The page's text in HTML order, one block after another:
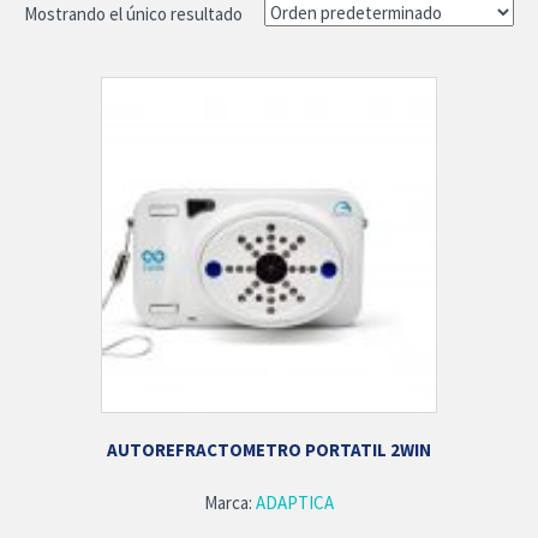
Mostrando el único resultado
AUTOREFRACTOMETRO PORTATIL 2WIN
Marca: ADAPTICA